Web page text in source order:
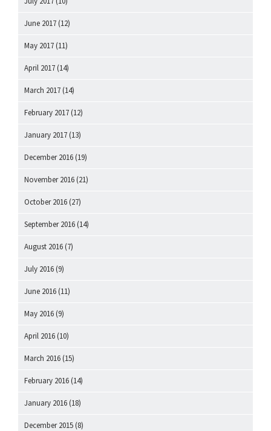
June 2017 (12)
May 2017 (11)
April 2017 (14)
March 2017 (14)
February 2017 (12)
January 2017 (13)
December 2016 (19)
November 2016 (21)
October 2016 (27)
September 2016 (14)
August 2016 (7)
July 2016 (9)
June 2016 (11)
May 2016 (9)
April 2016 (10)
March 2016 (15)
February 2016 (14)
January 2016 (18)
December 2015 (8)